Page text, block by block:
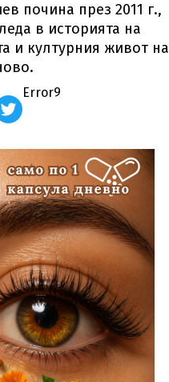
почина през 2011 г.,
в историята на
и културния живот на
Error9